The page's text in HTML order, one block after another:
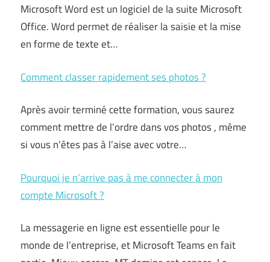
Microsoft Word est un logiciel de la suite Microsoft
Office. Word permet de réaliser la saisie et la mise
en forme de texte et…
Comment classer rapidement ses photos ?
Après avoir terminé cette formation, vous saurez
comment mettre de l’ordre dans vos photos , même
si vous n’êtes pas à l’aise avec votre…
Pourquoi je n’arrive pas à me connecter à mon
compte Microsoft ?
La messagerie en ligne est essentielle pour le
monde de l’entreprise, et Microsoft Teams en fait